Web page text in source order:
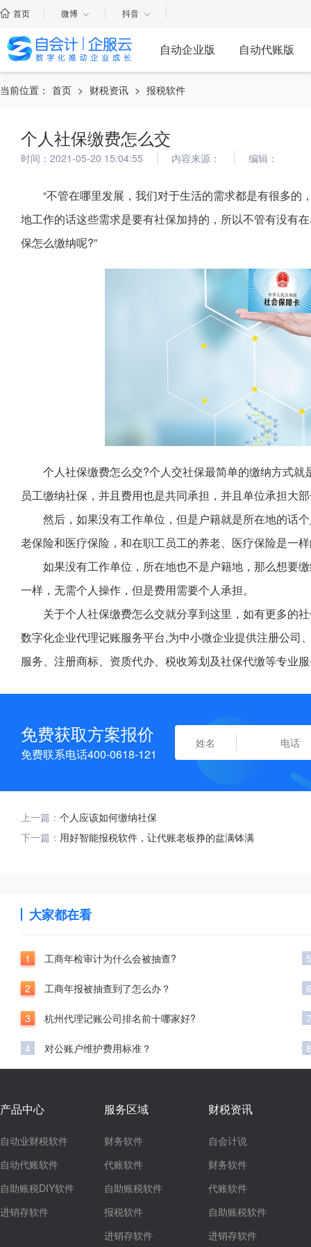
首页 微博 抖音
自动企业版 自动代账版
当前位置： 首页 > 财税资讯 > 报税软件
个人社保缴费怎么交
时间：2021-05-20 15:04:55 内容来源： 编辑：
“不管在哪里发展，我们对于生活的需求都是有很多
地工作的话这些需求是要有社保加持的，所以不管有没有
保怎么缴纳呢?”
个人社保缴费怎么交?个人交社保最简单的缴纳方式
员工缴纳社保，并且费用也是共同承担，并且单位承担大
然后，如果没有工作单位，但是户籍就是所在地的话
老保险和医疗保险，和在职工员工的养老、医疗保险是一
如果没有工作单位，所在地也不是户籍地，那么想要
一样，无需个人操作，但是费用需要个人承担。
关于个人社保缴费怎么交就分享到这里，如有更多的
数字化企业代理记账服务平台,为中小微企业提供注册公司
服务、注册商标、资质代办、税收筹划及社保代缴等专业
免费获取方案报价
免费联系电话400-0618-121
上一篇： 个人应该如何缴纳社保
下一篇： 用好智能报税软件，让代账老板挣的盆满钵满
大家都在看
1 工商年检审计为什么会被抽查?
2 工商年报被抽查到了怎么办？
3 杭州代理记账公司排名前十哪家好?
4 对公账户维护费用标准？
5
6
7
8
产品中心
自动业财税软件
自动代账软件
自助账税DIY软件
进销存软件
服务区域
财务软件
代账软件
自助账税软件
报税软件
进销存软件
财税资讯
自会计说
财务软件
代账软件
自助账税软件
进销存软件